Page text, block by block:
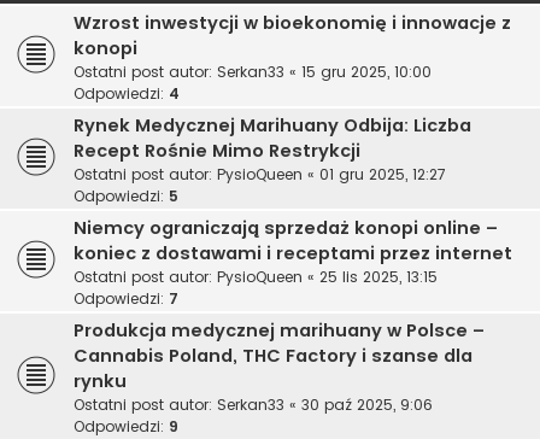
Wzrost inwestycji w bioekonomię i innowacje z
konopi
Ostatni post autor: Serkan33 « 15 gru 2025, 10:00
Odpowiedzi: 4
Rynek Medycznej Marihuany Odbija: Liczba
Recept Rośnie Mimo Restrykcji
Ostatni post autor: PysioQueen « 01 gru 2025, 12:27
Odpowiedzi: 5
Niemcy ograniczają sprzedaż konopi online –
koniec z dostawami i receptami przez internet
Ostatni post autor: PysioQueen « 25 lis 2025, 13:15
Odpowiedzi: 7
Produkcja medycznej marihuany w Polsce –
Cannabis Poland, THC Factory i szanse dla
rynku
Ostatni post autor: Serkan33 « 30 paź 2025, 9:06
Odpowiedzi: 9